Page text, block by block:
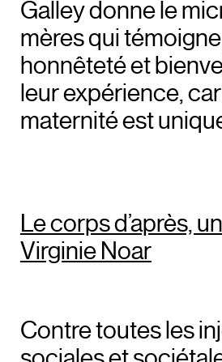
Galley donne le
mères qui
honnêteté et
leur expérience,
maternité est
Le corps d’après,
Virginie Noar
Contre toutes les